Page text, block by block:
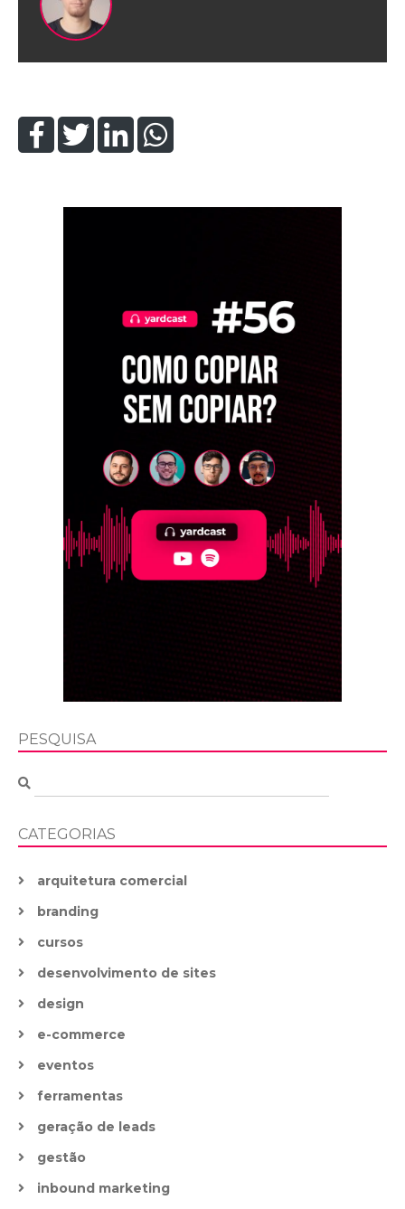
PESQUISA
CATEGORIAS
arquitetura comercial
branding
cursos
desenvolvimento de sites
design
e-commerce
eventos
ferramentas
geração de leads
gestão
inbound marketing